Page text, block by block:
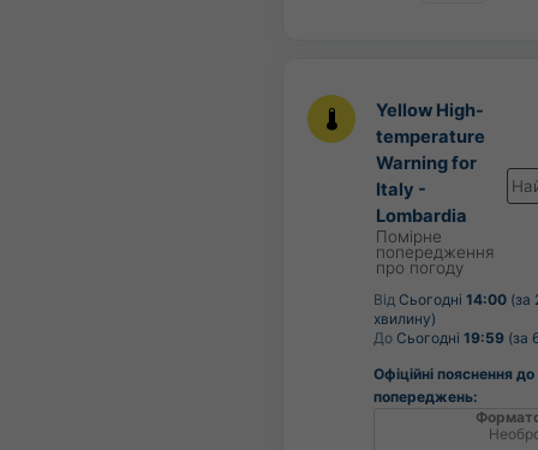
Yellow High-
temperature
Warning for
Italy -
Lombardia
Помірне
попередження
про погоду
Від Сьогодні 14:00 (за
хвилину)
До Сьогодні 19:59 (за
Офіційні пояснення до
попереджень: